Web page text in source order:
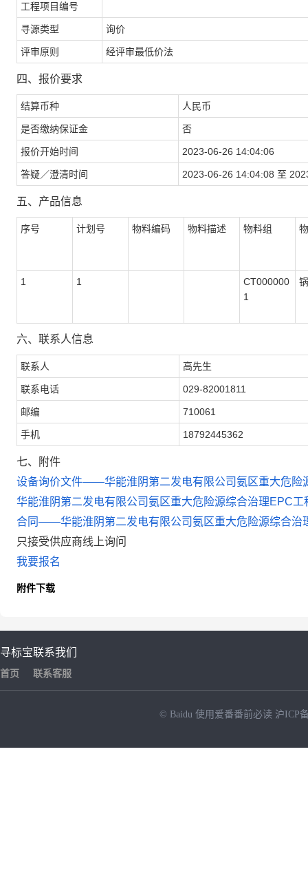
工程项目编号
寻源类型 询价
评审原则 经评审最低价法
四、报价要求
结算币种 人民币
是否缴纳保证金 否
报价开始时间 2023-06-26 14:04:06
答疑／澄清时间 2023-06-26 14:04:08 至
五、产品信息
序号 计划号 物料编码 物料描述 物料组
1 1
CT000000
1
六、联系人信息
联系人 高先生
联系电话 029-82001811
邮编 710061
手机 18792445362
七、附件
设备询价文件——华能淮阴第二发电有限公司氨区重大危险
华能淮阴第二发电有限公司氨区重大危险源综合治理EPC
合同——华能淮阴第二发电有限公司氨区重大危险源综合
只接受供应商线上询问
我要报名
附件下载
寻标宝
首页
联系我们
联系客服
© Baidu 使用爱番番前必读 沪ICP